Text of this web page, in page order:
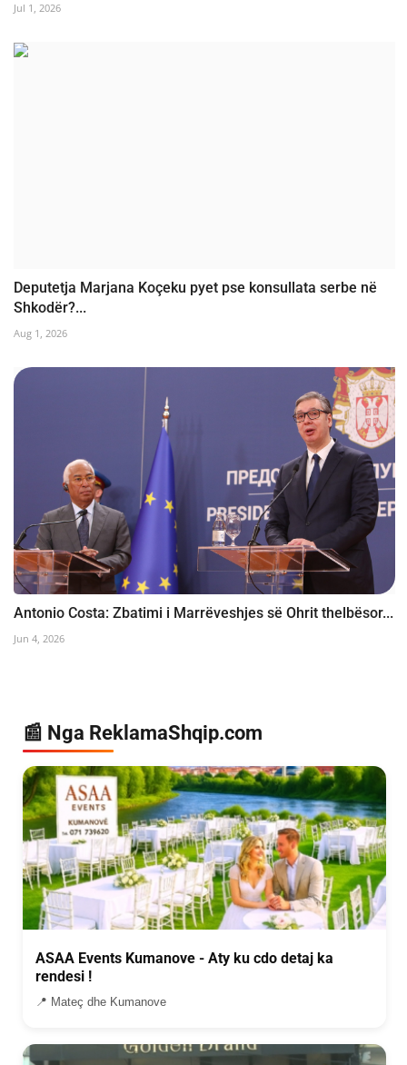
Jul 1, 2026
Deputetja Marjana Koçeku pyet pse konsullata serbe në
Shkodër?...
Aug 1, 2026
Antonio Costa: Zbatimi i Marrëveshjes së Ohrit thelbësor...
Jun 4, 2026
📰 Nga ReklamaShqip.com
ASAA Events Kumanove - Aty ku cdo detaj ka
rendesi !
📍 Mateç dhe Kumanove